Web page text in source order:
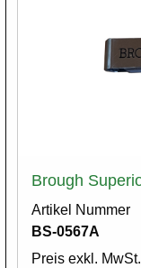
Brough
Artikel Nummer
BS-0567A
Preis exkl. MwSt.